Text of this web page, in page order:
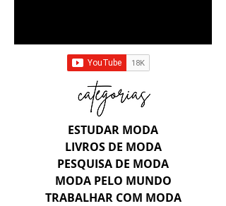
ESTUDAR MODA
LIVROS DE MODA
PESQUISA DE MODA
MODA PELO MUNDO
TRABALHAR COM MODA